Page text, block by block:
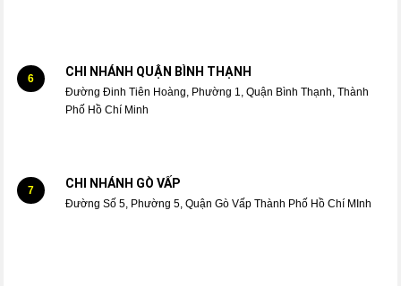
6 CHI NHÁNH QUẬN BÌNH THẠNH
Đường Đinh Tiên Hoàng, Phường 1, Quận Bình Thạnh, Thành
Phố Hồ Chí Minh
7 CHI NHÁNH GÒ VẤP
Đường Số 5, Phường 5, Quận Gò Vấp Thành Phố Hồ Chí MInh